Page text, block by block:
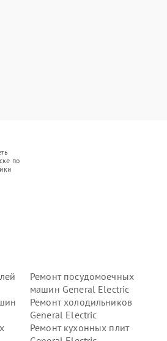
по
Ремонт посудомоечных
машин General Electric
Ремонт холодильников
General Electric
Ремонт кухонных плит